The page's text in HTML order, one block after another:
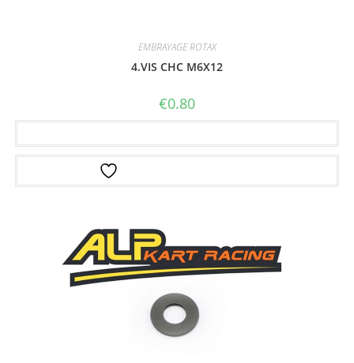
EMBRAYAGE ROTAX
4.VIS CHC M6X12
€0.80